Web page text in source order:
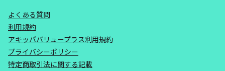
よくある質問
利用規約
アキッパバリュープラス利用規約
プライバシーポリシー
特定商取引法に関する記載